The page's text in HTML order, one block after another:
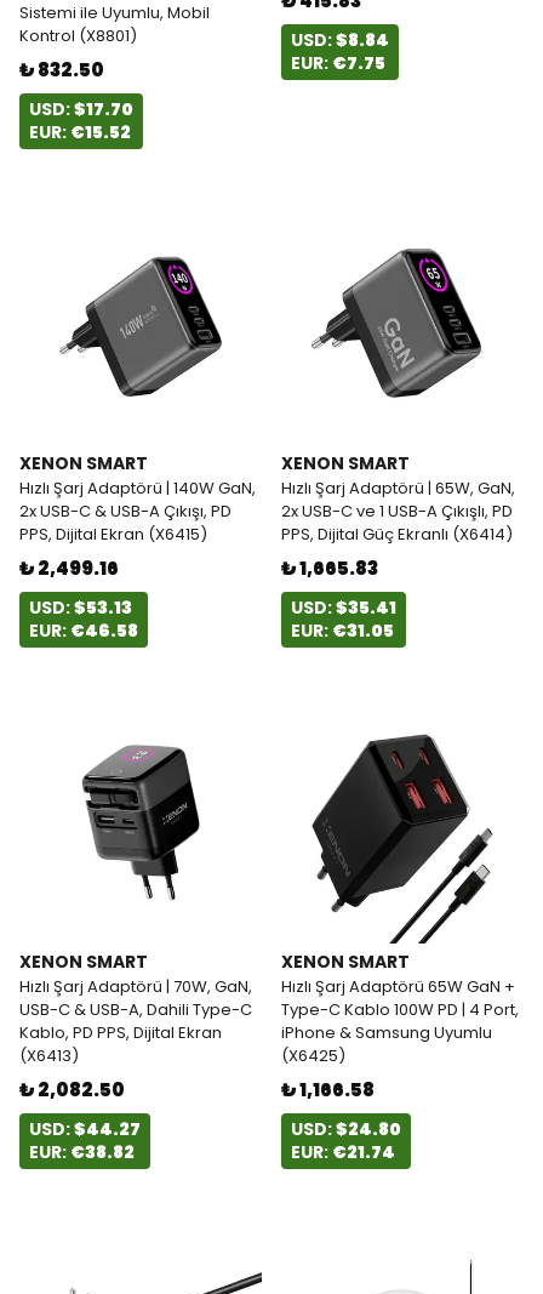
Sistemi ile Uyumlu, Mobil
Kontrol (X8801)
₺ 832.50
USD:$17.70
EUR: €15.52
USD:$8.84
EUR: €7.75
XENON SMART
Hızlı Şarj Adaptörü | 140W GaN,
2x USB-C & USB-A Çıkışı, PD
PPS, Dijital Ekran (X6415)
₺ 2,499.16
USD:$53.13
EUR: €46.58
XENON SMART
Hızlı Şarj Adaptörü | 65W, GaN,
2x USB-C ve 1 USB-A Çıkışlı, PD
PPS, Dijital Güç Ekranlı (X6414)
₺ 1,665.83
USD:$35.41
EUR: €31.05
XENON SMART
Hızlı Şarj Adaptörü | 70W, GaN,
USB-C & USB-A, Dahili Type-C
Kablo, PD PPS, Dijital Ekran
(X6413)
₺ 2,082.50
USD:$44.27
EUR: €38.82
XENON SMART
Hızlı Şarj Adaptörü 65W GaN +
Type-C Kablo 100W PD | 4 Port,
iPhone & Samsung Uyumlu
(X6425)
₺ 1,166.58
USD:$24.80
EUR: €21.74